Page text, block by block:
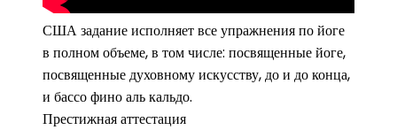
США задание исполняет все упражнения по йоге
в полном объеме, в том числе: посвященные йоге,
посвященные духовному искусству, до и до конца,
и бассо фино аль кальдо.
Престижная аттестация